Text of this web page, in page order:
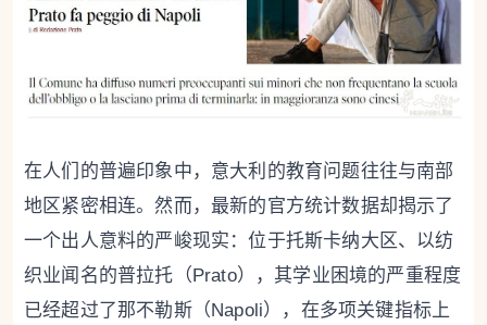
在人们的普遍印象中，意大利的教育问题往往与南部
地区紧密相连。然而，最新的官方统计数据却揭示了
一个出人意料的严峻现实：位于托斯卡纳大区、以纺
织业闻名的普拉托（Prato），其学业困境的严重程度
已经超过了那不勒斯（Napoli），在多项关键指标上